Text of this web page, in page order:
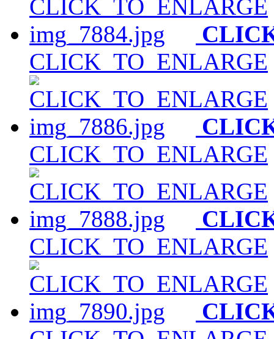
CLICK_TO_ENLARGE
CLICK_TO_ENLARGE
CLICK_TO_ENLARGE